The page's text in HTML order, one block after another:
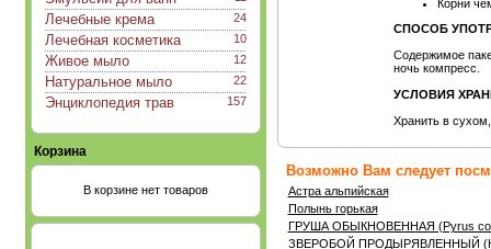
24
Лечебные крема
10
Лечебная косметика
12
Живое мыло
22
Натуральное мыло
157
Энциклопедия трав
Корзина
В корзине нет товаров
Корни
СПОСОБ
Содержимое
ночь компресс.
УСЛОВИЯ
Хранить в
Возможно Вам следует
Астра альпийская
Полынь горькая
ГРУША ОБЫКНОВЕННАЯ (Pyrus
ЗВЕРОБОЙ ПРОДЫРЯВЛЕННЫЙ